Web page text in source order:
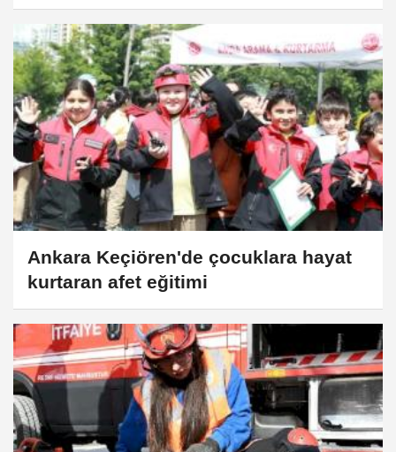
Ankara Keçiören'de çocuklara hayat
kurtaran afet eğitimi